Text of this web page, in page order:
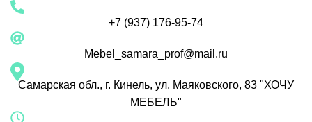
+7 (937) 176-95-74
Mebel_samara_prof@mail.ru
Самарская обл., г. Кинель, ул. Маяковского, 83 "ХОЧУ
МЕБЕЛЬ"